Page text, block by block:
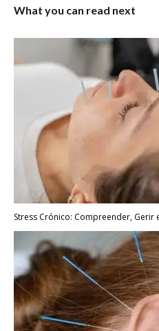
What you can read next
Stress Crónico: Compreender, Gerir